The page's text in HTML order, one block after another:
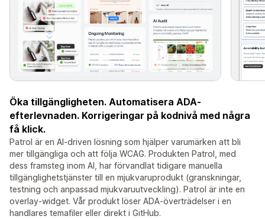
Öka tillgängligheten. Automatisera ADA-
efterlevnaden. Korrigeringar på kodnivå med några
få klick.
Patrol är en AI-driven lösning som hjälper varumärken att bli
mer tillgängliga och att följa WCAG. Produkten Patrol, med
dess framsteg inom AI, har förvandlat tidigare manuella
tillgänglighetstjänster till en mjukvaruprodukt (granskningar,
testning och anpassad mjukvaruutveckling). Patrol är inte en
overlay-widget. Vår produkt löser ADA-överträdelser i en
handlares temafiler eller direkt i GitHub.